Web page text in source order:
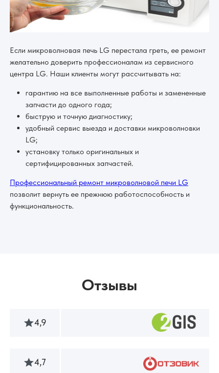
Если микроволновая печь LG перестала греть, ее ремонт
желательно доверить профессионалам из сервисного
центра LG. Наши клиенты могут рассчитывать на:
гарантию на все выполненные работы и замененные
запчасти до одного года;
быструю и точную диагностику;
удобный сервис выезда и доставки микроволновки
LG;
установку только оригинальных и
сертифицированных запчастей.
Профессиональный ремонт микроволновой печи LG
позволит вернуть ее прежнюю работоспособность и
функциональность.
Отзывы
4,9
4,7